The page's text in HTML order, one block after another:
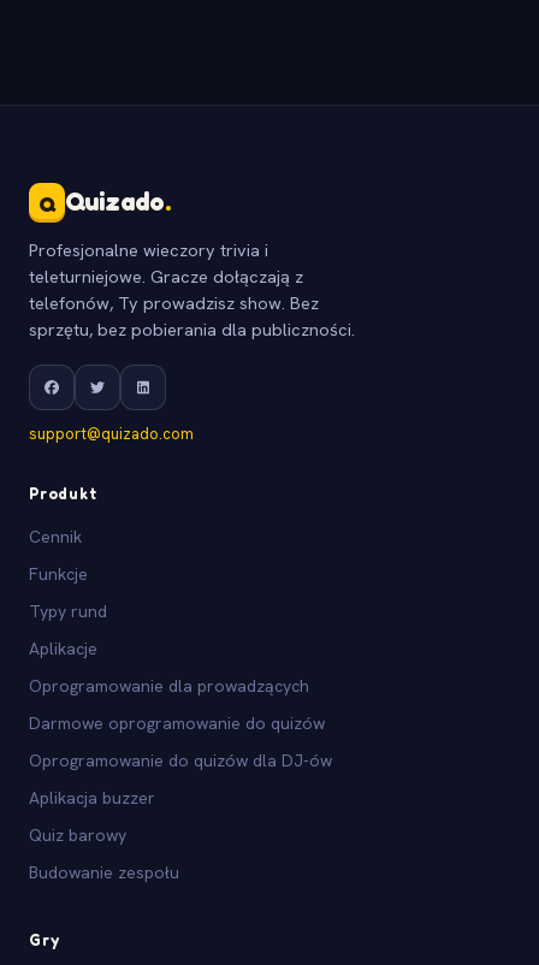
Q Quizado.
Profesjonalne wieczory trivia i
teleturniejowe. Gracze dołączają z
telefonów, Ty prowadzisz show. Bez
sprzętu, bez pobierania dla publiczności.
support@quizado.com
Produkt
Cennik
Funkcje
Typy rund
Aplikacje
Oprogramowanie dla prowadzących
Darmowe oprogramowanie do quizów
Oprogramowanie do quizów dla DJ-ów
Aplikacja buzzer
Quiz barowy
Budowanie zespołu
Gry